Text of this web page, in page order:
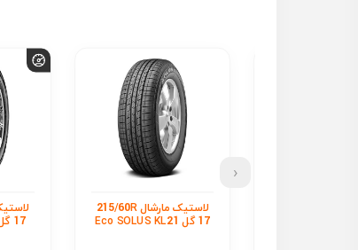
لاستیک مارشال 215/60R
17 گل Eco SOLUS KL21 17 گل N blue HD Plus
‹